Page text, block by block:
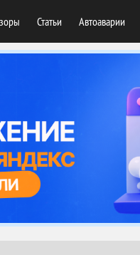
Статьи Автоаварии